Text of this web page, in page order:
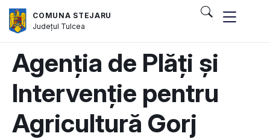
COMUNA STEJARU
Județul Tulcea
Agenția de Plăți și
Intervenție pentru
Agricultură Gorj